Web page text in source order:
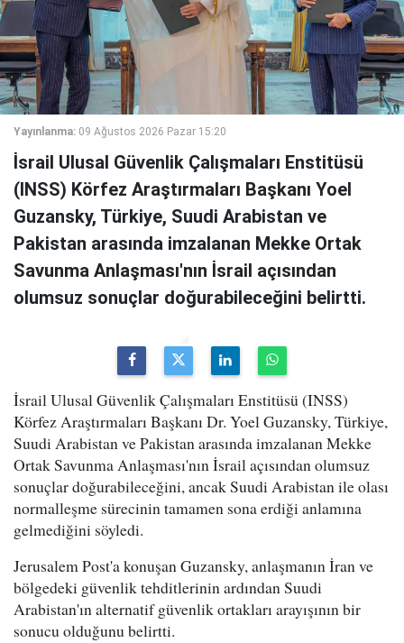
Yayınlanma: 09 Ağustos 2026 Pazar 15:20
İsrail Ulusal Güvenlik Çalışmaları Enstitüsü
(INSS) Körfez Araştırmaları Başkanı Yoel
Guzansky, Türkiye, Suudi Arabistan ve
Pakistan arasında imzalanan Mekke Ortak
Savunma Anlaşması'nın İsrail açısından
olumsuz sonuçlar doğurabileceğini belirtti.
İsrail Ulusal Güvenlik Çalışmaları Enstitüsü (INSS)
Körfez Araştırmaları Başkanı Dr. Yoel Guzansky, Türkiye,
Suudi Arabistan ve Pakistan arasında imzalanan Mekke
Ortak Savunma Anlaşması'nın İsrail açısından olumsuz
sonuçlar doğurabileceğini, ancak Suudi Arabistan ile olası
normalleşme sürecinin tamamen sona erdiği anlamına
gelmediğini söyledi.
Jerusalem Post'a konuşan Guzansky, anlaşmanın İran ve
bölgedeki güvenlik tehditlerinin ardından Suudi
Arabistan'ın alternatif güvenlik ortakları arayışının bir
sonucu olduğunu belirtti.